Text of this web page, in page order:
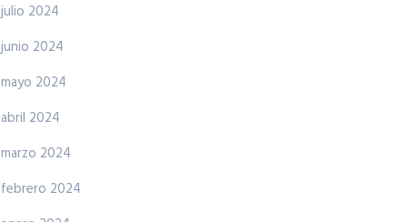
julio 2024
junio 2024
mayo 2024
abril 2024
marzo 2024
febrero 2024